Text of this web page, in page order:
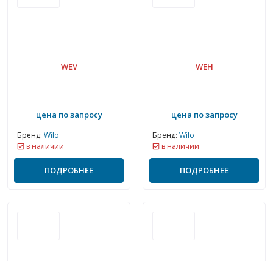
WEV
цена по запросу
Бренд: Wilo
в наличии
ПОДРОБНЕЕ
WEH
цена по запросу
Бренд: Wilo
в наличии
ПОДРОБНЕЕ